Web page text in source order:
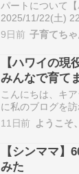
パートについて
2025/11/22(土)
マに彼氏ができ
氏の話をしてき
9日前 子育てち
【ハワイの
みんなで育て
こんにちは、キ
に私のブログを
ます ※ブログラ
た様の応援が励
チと押してくだ
がとうございま
11日前 ようこそ
【シンママ】
みた